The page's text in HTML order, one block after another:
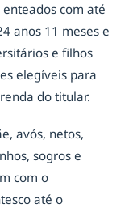
com até
anos 11 meses e
e filhos
elegíveis para
do titular.
avós, netos,
sogros e
com o
até o